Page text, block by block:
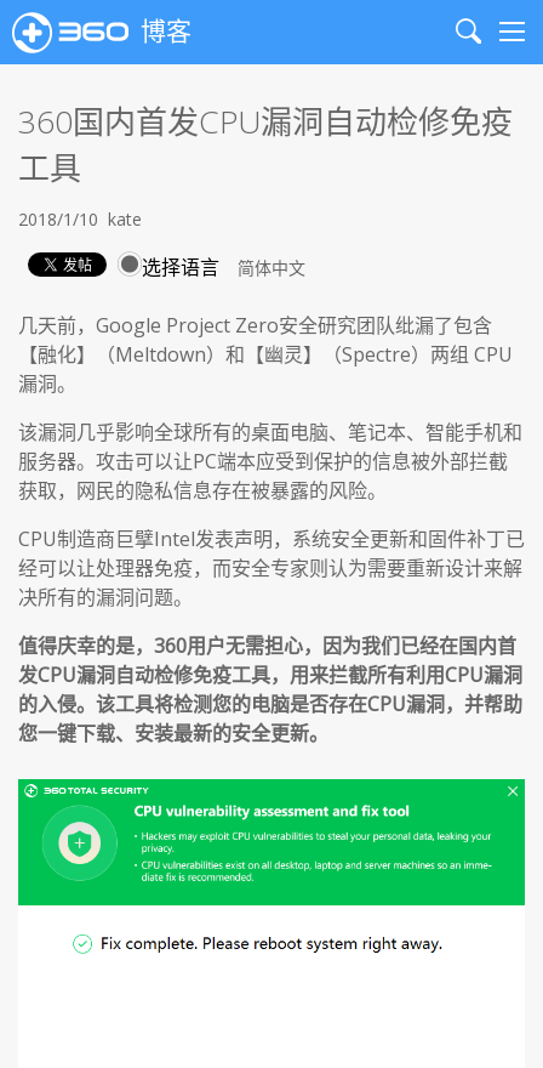
博客
Search
360国内首发CPU漏洞自动检修免疫
工具
2018/1/10 kate
选择语言
几天前，Google Project Zero安全研究团队纰漏了包含
【融化】（Meltdown）和【幽灵】（Spectre）两组 CPU
漏洞。
该漏洞几乎影响全球所有的桌面电脑、笔记本、智能手机和
服务器。攻击可以让PC端本应受到保护的信息被外部拦截
获取，网民的隐私信息存在被暴露的风险。
CPU制造商巨擘Intel发表声明，系统安全更新和固件补丁已
经可以让处理器免疫，而安全专家则认为需要重新设计来解
决所有的漏洞问题。
值得庆幸的是，360用户无需担心，因为我们已经在国内首
发CPU漏洞自动检修免疫工具，用来拦截所有利用CPU漏洞
的入侵。该工具将检测您的电脑是否存在CPU漏洞，并帮助
您一键下载、安装最新的安全更新。